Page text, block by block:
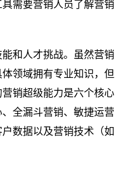
需要营销人员了解营销
和人才挑战。虽然营销
领域拥有专业知识，但
销超级能力是六个核心
全漏斗营销、敏捷运营
数据以及营销技术（如